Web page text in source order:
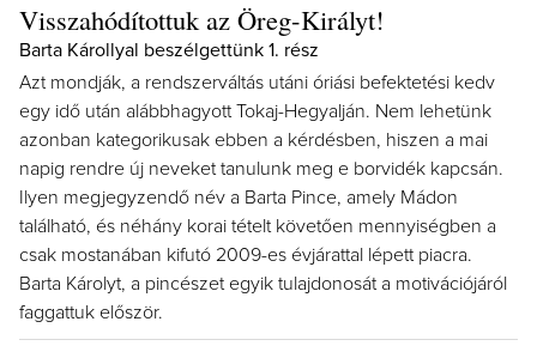
Visszahódítottuk az Öreg-Királyt!
Barta Károllyal beszélgettünk 1. rész
Azt mondják, a rendszerváltás utáni óriási befektetési kedv
egy idő után alábbhagyott Tokaj-Hegyalján. Nem lehetünk
azonban kategorikusak ebben a kérdésben, hiszen a mai
napig rendre új neveket tanulunk meg e borvidék kapcsán.
Ilyen megjegyzendő név a Barta Pince, amely Mádon
található, és néhány korai tételt követően mennyiségben a
csak mostanában kifutó 2009-es évjárattal lépett piacra.
Barta Károlyt, a pincészet egyik tulajdonosát a motivációjáról
faggattuk először.